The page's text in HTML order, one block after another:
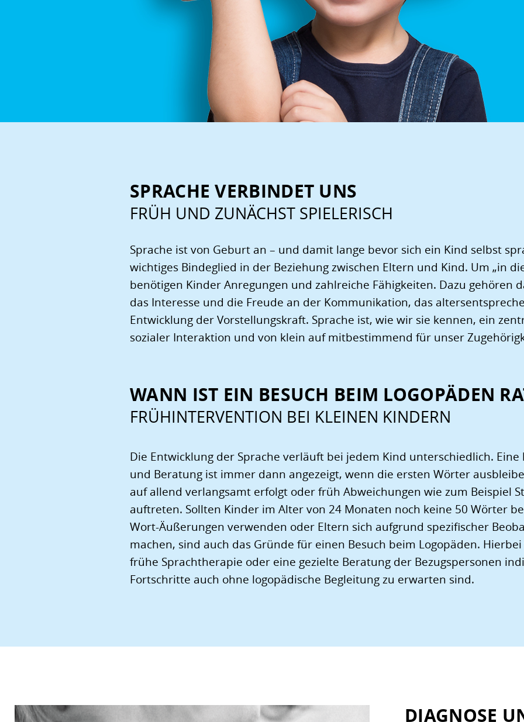
SPRACHE VERBINDET UNS
FRÜH UND ZUNÄCHST SPIELERISCH
Sprache ist von Geburt an – und damit lange bevor sich ein Kind selbst
wichtiges Bindeglied in der Beziehung zwischen Eltern und Kind. Um „in
benötigen Kinder Anregungen und zahlreiche Fähigkeiten. Dazu gehören
das Interesse und die Freude an der Kommunikation, das
Entwicklung der Vorstellungskraft. Sprache ist, wie wir sie kennen, ein
sozialer Interaktion und von klein auf mitbestimmend für unser
WANN IST EIN BESUCH BEIM LOGOPÄDEN
FRÜHINTERVENTION BEI KLEINEN KINDERN
Die Entwicklung der Sprache verläuft bei jedem Kind unterschiedlich. Eine
und Beratung ist immer dann angezeigt, wenn die ersten Wörter
auf allend verlangsamt erfolgt oder früh Abweichungen wie zum Beispiel
auftreten. Sollten Kinder im Alter von 24 Monaten noch keine 50 Wörter
Wort-Äußerungen verwenden oder Eltern sich aufgrund spezifischer
machen, sind auch das Gründe für einen Besuch beim Logopäden.
frühe Sprachtherapie oder eine gezielte Beratung der Bezugspersonen
Fortschritte auch ohne logopädische Begleitung zu erwarten sind.
DIAGNOSE